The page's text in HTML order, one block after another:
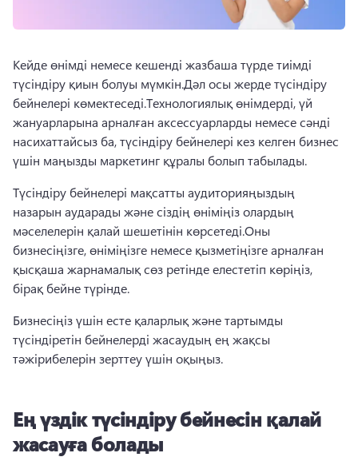
Кейде өнімді немесе кешенді жазбаша түрде тиімді
түсіндіру қиын болуы мүмкін.Дәл осы жерде түсіндіру
бейнелері көмектеседі.Технологиялық өнімдерді, үй
жануарларына арналған аксессуарларды немесе сәнді
насихаттайсыз ба, түсіндіру бейнелері кез келген бизнес
үшін маңызды маркетинг құралы болып табылады.
Түсіндіру бейнелері мақсатты аудиторияңыздың
назарын аударады және сіздің өніміңіз олардың
мәселелерін қалай шешетінін көрсетеді.Оны
қысқаша жарнамалық сөз ретінде елестетіп көріңіз,
бірақ бейне түрінде.
Бизнесіңіз үшін есте қаларлық және тартымды
түсіндіретін бейнелерді жасаудың ең жақсы
тәжірибелерін зерттеу үшін оқыңыз.
Ең үздік түсіндіру бейнесін қалай
жасауға болады